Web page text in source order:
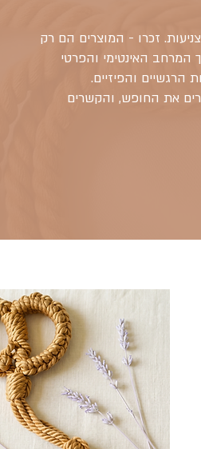
זכרו - המוצרים הם רק
האינטימי והפרטי
והפיזיים.
את החופש, והקשרים